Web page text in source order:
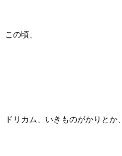
この頃、
ドリカム、いきものがかりとか、